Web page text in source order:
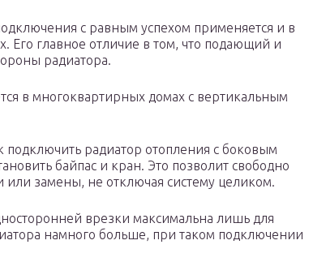
с равным успехом применяется и в
Его главное отличие в том, что подающий и
радиатора.
в многоквартирных домах с вертикальным
радиатор отопления с боковым
байпас и кран. Это позволит свободно
или замены, не отключая систему целиком.
врезки максимальна лишь для
намного больше, при таком подключении